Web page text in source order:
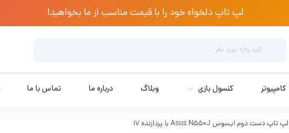
لپ تاپ دلخواه خود را با قیمت مناسب از ما بخواهید!
کامپیوتر کنسول بازی وبلاگ درباره ما تماس با ما
لپ تاپ دست دوم ایسوس Asus N550J با پردازنده i7